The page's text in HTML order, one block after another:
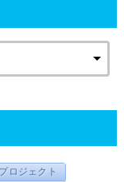
ロジェクト